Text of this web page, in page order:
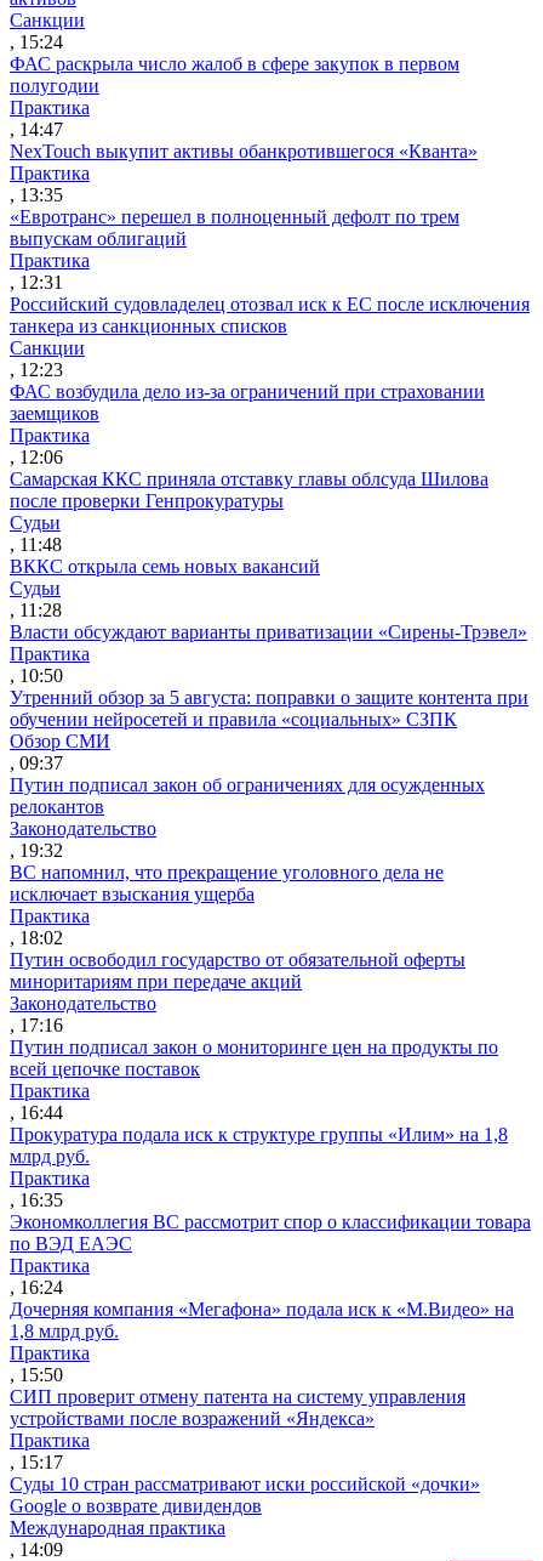
Санкции
, 15:24
ФАС раскрыла число жалоб в сфере закупок в первом
полугодии
Практика
, 14:47
NexTouch выкупит активы обанкротившегося «Кванта»
Практика
, 13:35
«Евротранс» перешел в полноценный дефолт по трем
выпускам облигаций
Практика
, 12:31
Российский судовладелец отозвал иск к ЕС после исключения
танкера из санкционных списков
Санкции
, 12:23
ФАС возбудила дело из-за ограничений при страховании
заемщиков
Практика
, 12:06
Самарская ККС приняла отставку главы облсуда Шилова
после проверки Генпрокуратуры
Судьи
, 11:48
ВККС открыла семь новых вакансий
Судьи
, 11:28
Власти обсуждают варианты приватизации «Сирены-Трэвел»
Практика
, 10:50
Утренний обзор за 5 августа: поправки о защите контента при
обучении нейросетей и правила «социальных» СЗПК
Обзор СМИ
, 09:37
Путин подписал закон об ограничениях для осужденных
релокантов
Законодательство
, 19:32
ВС напомнил, что прекращение уголовного дела не
исключает взыскания ущерба
Практика
, 18:02
Путин освободил государство от обязательной оферты
миноритариям при передаче акций
Законодательство
, 17:16
Путин подписал закон о мониторинге цен на продукты по
всей цепочке поставок
Практика
, 16:44
Прокуратура подала иск к структуре группы «Илим» на 1,8
млрд руб.
Практика
, 16:35
Экономколлегия ВС рассмотрит спор о классификации товара
по ВЭД ЕАЭС
Практика
, 16:24
Дочерняя компания «Мегафона» подала иск к «М.Видео» на
1,8 млрд руб.
Практика
, 15:50
СИП проверит отмену патента на систему управления
устройствами после возражений «Яндекса»
Практика
, 15:17
Суды 10 стран рассматривают иски российской «дочки»
Google о возврате дивидендов
Международная практика
, 14:09